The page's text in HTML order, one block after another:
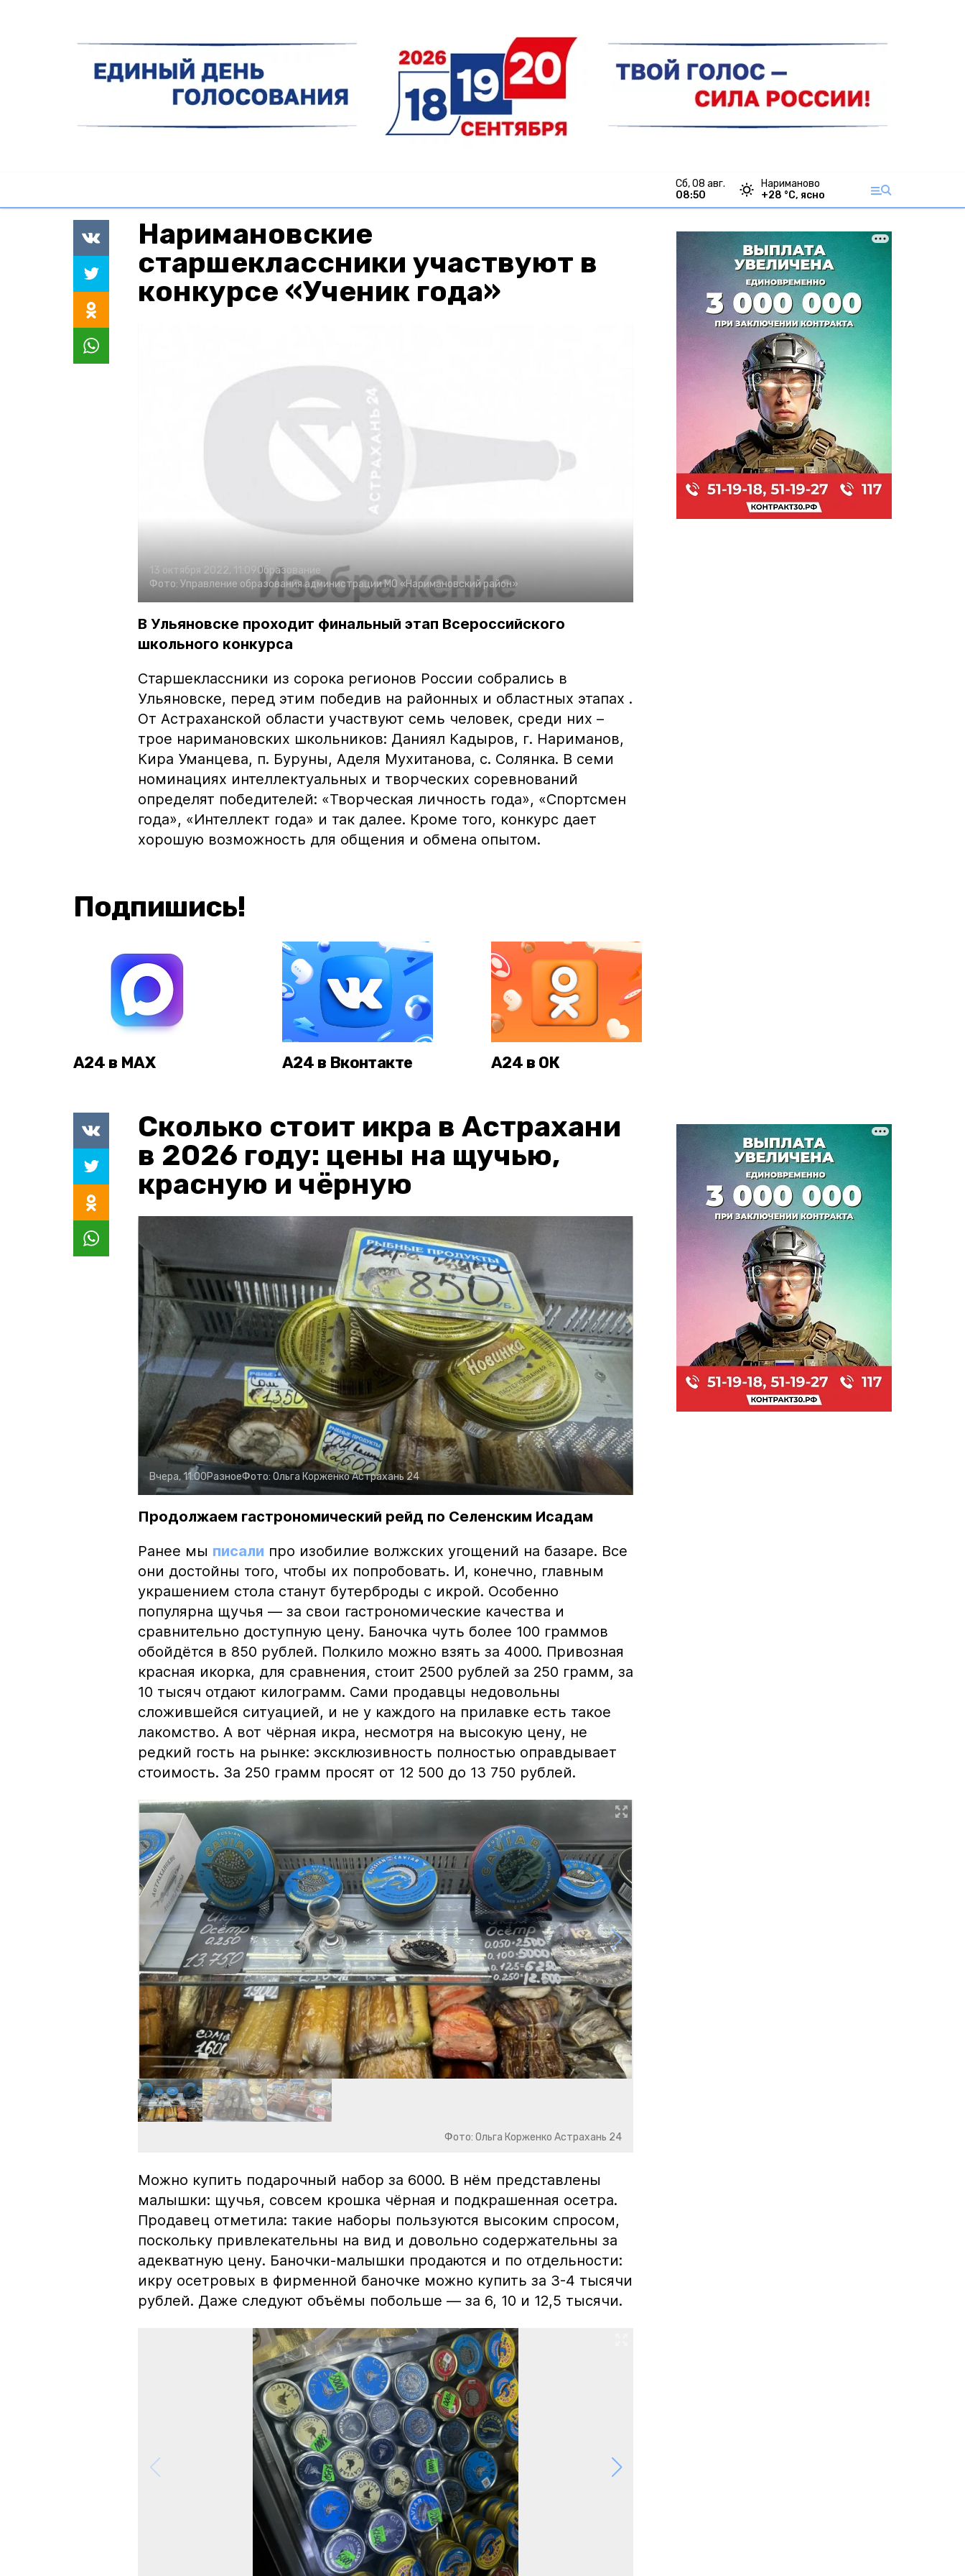
сб, 08 авг.
08:50
Нариманово
+28 °С, ясно
Наримановские
старшеклассники участвуют в
конкурсе «Ученик года»
13 октября 2022, 11:09Образование
Фото: Управление образования администрации МО «Наримановский район»
В Ульяновске проходит финальный этап Всероссийского
школьного конкурса
Старшеклассники из сорока регионов России собрались в
Ульяновске, перед этим победив на районных и областных этапах .
От Астраханской области участвуют семь человек, среди них –
трое наримановских школьников: Даниял Кадыров, г. Нариманов,
Кира Уманцева, п. Буруны, Аделя Мухитанова, с. Солянка. В семи
номинациях интеллектуальных и творческих соревнований
определят победителей: «Творческая личность года», «Спортсмен
года», «Интеллект года» и так далее. Кроме того, конкурс дает
хорошую возможность для общения и обмена опытом.
Подпишись!
А24 в MAX А24 в Вконтакте А24 в ОК
Сколько стоит икра в Астрахани
в 2026 году: цены на щучью,
красную и чёрную
Вчера, 11:00РазноеФото: Ольга КорженкоАстрахань 24
Продолжаем гастрономический рейд по Селенским Исадам
Ранее мы писали про изобилие волжских угощений на базаре. Все
они достойны того, чтобы их попробовать. И, конечно, главным
украшением стола станут бутерброды с икрой. Особенно
популярна щучья — за свои гастрономические качества и
сравнительно доступную цену. Баночка чуть более 100 граммов
обойдётся в 850 рублей. Полкило можно взять за 4000. Привозная
красная икорка, для сравнения, стоит 2500 рублей за 250 грамм, за
10 тысяч отдают килограмм. Сами продавцы недовольны
сложившейся ситуацией, и не у каждого на прилавке есть такое
лакомство. А вот чёрная икра, несмотря на высокую цену, не
редкий гость на рынке: эксклюзивность полностью оправдывает
стоимость. За 250 грамм просят от 12 500 до 13 750 рублей.
Фото: Ольга Корженко Астрахань 24
Можно купить подарочный набор за 6000. В нём представлены
малышки: щучья, совсем крошка чёрная и подкрашенная осетра.
Продавец отметила: такие наборы пользуются высоким спросом,
поскольку привлекательны на вид и довольно содержательны за
адекватную цену. Баночки-малышки продаются и по отдельности:
икру осетровых в фирменной баночке можно купить за 3-4 тысячи
рублей. Даже следуют объёмы побольше — за 6, 10 и 12,5 тысячи.